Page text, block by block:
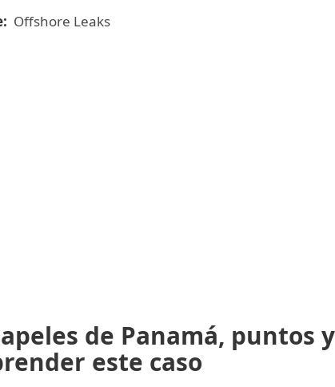
Offshore Leaks
de Panamá, puntos
este caso